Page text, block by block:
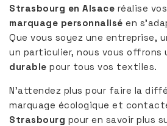
Strasbourg en Alsace réalise
marquage personnalisé en
Que vous soyez une entreprise,
un particulier, nous vous offrons
durable pour tous vos textiles.
N’attendez plus pour faire la
marquage écologique et
Strasbourg pour en savoir plus